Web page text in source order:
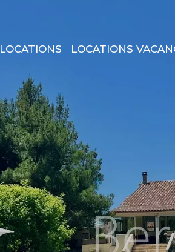
LOCATIONS LOCATIONS